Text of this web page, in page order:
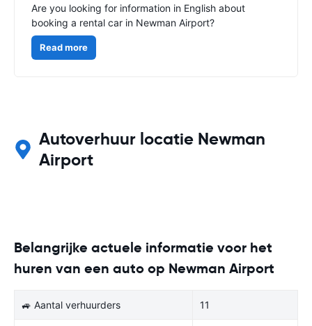
Are you looking for information in English about
booking a rental car in Newman Airport?
Read more
Autoverhuur locatie Newman
Airport
Belangrijke actuele informatie voor het
huren van een auto op Newman Airport
🚙 Aantal verhuurders 11